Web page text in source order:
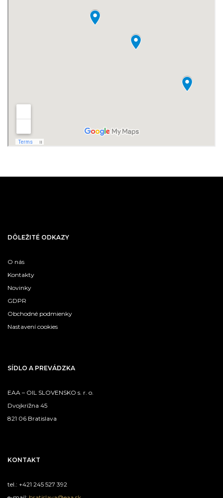
DÔLEŽITÉ ODKAZY
O nás
Kontakty
Novinky
GDPR
Obchodné podmienky
Nastavení cookies
SÍDLO A PREVÁDZKA
EAA – OIL SLOVENSKO s. r. o.
Dvojkrížna 45
821 06 Bratislava
KONTAKT
tel.: +421 245 527 392